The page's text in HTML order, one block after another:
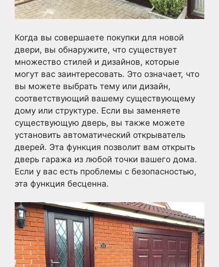
Когда вы совершаете покупки для новой
двери, вы обнаружите, что существует
множество стилей и дизайнов, которые
могут вас заинтересовать. Это означает, что
вы можете выбрать тему или дизайн,
соответствующий вашему существующему
дому или структуре. Если вы заменяете
существующую дверь, вы также можете
установить автоматический открыватель
дверей. Эта функция позволит вам открыть
дверь гаража из любой точки вашего дома.
Если у вас есть проблемы с безопасностью,
эта функция бесценна.